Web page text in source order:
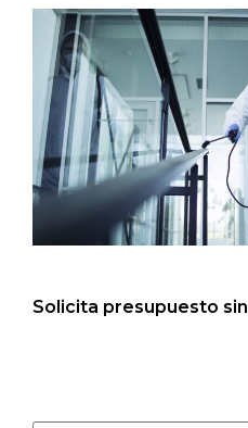
Solicita presupuesto